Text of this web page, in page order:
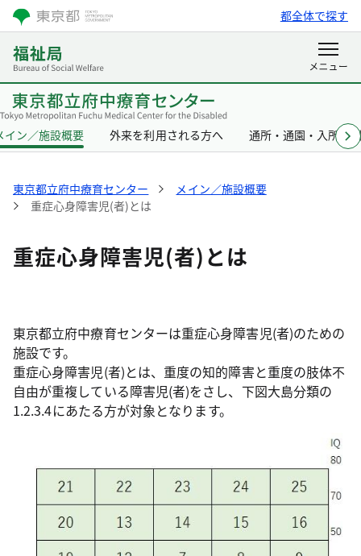
都全体で探す
イン／施設概要 外来を利用される方へ 通所・通園・入所を
東京都立府中療育センター
メイン／施設概要
重症心身障害児(者)とは
重症心身障害児(者)とは
東京都立府中療育センターは重症心身障害児(者)のための
施設です。
重症心身障害児(者)とは、重度の知的障害と重度の肢体不
自由が重複している障害児(者)をさし、下図大島分類の
1.2.3.4にあたる方が対象となります。